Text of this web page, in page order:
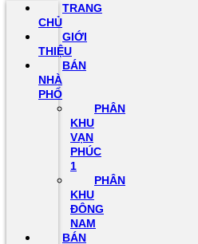
TRANG
CHỦ
GIỚI
THIỆU
BÁN
NHÀ
PHỐ
PHÂN
KHU
VẠN
PHÚC
1
PHÂN
KHU
ĐÔNG
NAM
BÁN